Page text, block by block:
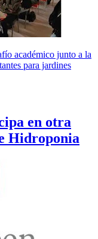
académico junto a la
para jardines
en otra
Hidroponia